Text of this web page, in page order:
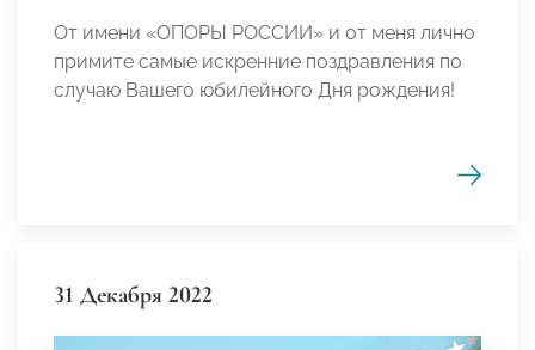
От имени «ОПОРЫ РОССИИ» и от меня лично
примите самые искренние поздравления по
случаю Вашего юбилейного Дня рождения!
31 Декабря 2022